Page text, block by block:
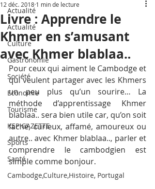
Actualité
Actualité
Culture
Gastronomie
Société
Economie
Tourisme
KEP GAZETTE
Sports
Santé
Cambodge,Culture,Histoire, Portugal
Livre : Apprendre le
Khmer en s’amusant
avec Khmer blablaa..
12 déc. 2018 1 min de lecture
Pour ceux qui aiment le Cambodge et
qui veulent partager avec les Khmers
un peu plus qu’un sourire… La
méthode d’apprentissage Khmer
blablaa.. sera bien utile car, qu’on soit
faché, curieux, affamé, amoureux ou
autre.. avec Khmer blablaa.., parler et
comprendre le cambodgien est
simple comme bonjour.